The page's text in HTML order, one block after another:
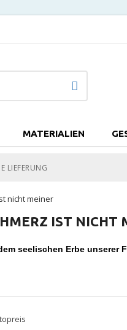
MATERIALIEN
LIEFERUNG
nicht meiner
IST NICHT
seelischen Erbe unserer